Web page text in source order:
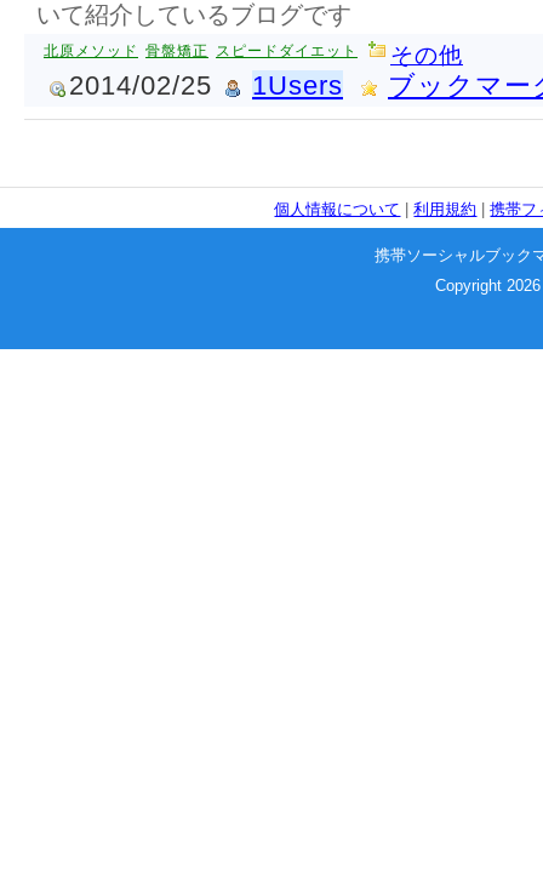
いて紹介しているブログです
北原メソッド 骨盤矯正 スピードダイエット その他
2014/02/25 1Users ブックマー
個人情報について |利用規約 |携帯フ
携帯ソーシャルブック
Copyright